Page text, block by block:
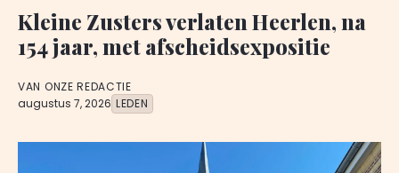
Kleine Zusters verlaten Heerlen, na
154 jaar, met afscheidsexpositie
VAN ONZE REDACTIE
augustus 7, 2026 LEDEN